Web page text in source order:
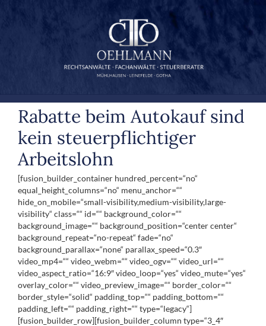
Rabatte beim Autokauf sind
kein steuerpflichtiger
Arbeitslohn
[fusion_builder_container hundred_percent=“no“
equal_height_columns=“no“ menu_anchor=““
hide_on_mobile=“small-visibility,medium-visibility,large-
visibility“ class=““ id=““ background_color=““
background_image=““ background_position=“center center“
background_repeat=“no-repeat“ fade=“no“
background_parallax=“none“ parallax_speed=“0.3″
video_mp4=““ video_webm=““ video_ogv=““ video_url=““
video_aspect_ratio=“16:9″ video_loop=“yes“ video_mute=“yes“
overlay_color=““ video_preview_image=““ border_color=““
border_style=“solid“ padding_top=““ padding_bottom=““
padding_left=““ padding_right=““ type=“legacy“]
[fusion_builder_row][fusion_builder_column type=“3_4″